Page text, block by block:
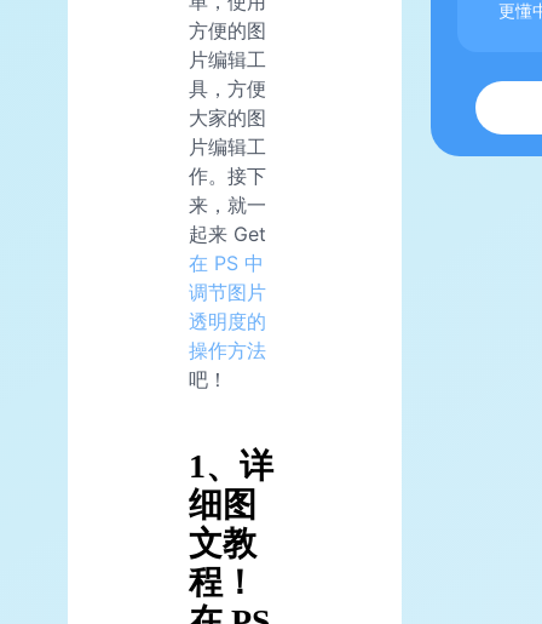
方便的图
片编辑工
具，方便
大家的图
片编辑工
作。接下
来，就一
起来 Get
在 PS 中
调节图片
透明度的
操作方法
吧！
1、详
细图
文教
程！
更懂